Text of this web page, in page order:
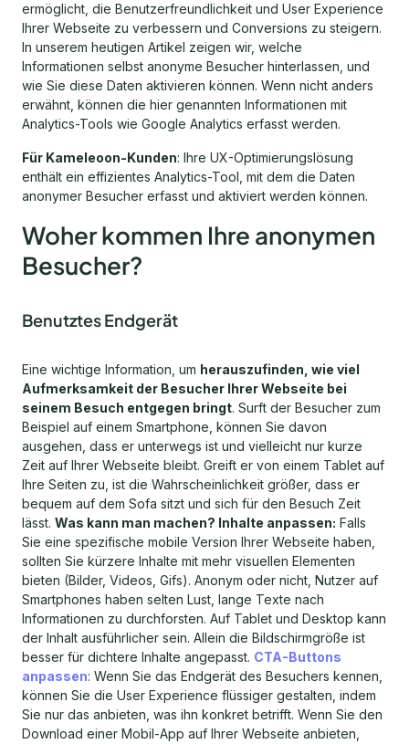
ermöglicht, die Benutzerfreundlichkeit und User Experience
Ihrer Webseite zu verbessern und Conversions zu steigern.
In unserem heutigen Artikel zeigen wir, welche
Informationen selbst anonyme Besucher hinterlassen, und
wie Sie diese Daten aktivieren können. Wenn nicht anders
erwähnt, können die hier genannten Informationen mit
Analytics-Tools wie Google Analytics erfasst werden.
Für Kameleoon-Kunden: Ihre UX-Optimierungslösung
enthält ein effizientes Analytics-Tool, mit dem die Daten
anonymer Besucher erfasst und aktiviert werden können.
Woher kommen Ihre anonymen
Besucher?
Benutztes Endgerät
Eine wichtige Information, um herauszufinden, wie viel
Aufmerksamkeit der Besucher Ihrer Webseite bei
seinem Besuch entgegen bringt. Surft der Besucher zum
Beispiel auf einem Smartphone, können Sie davon
ausgehen, dass er unterwegs ist und vielleicht nur kurze
Zeit auf Ihrer Webseite bleibt. Greift er von einem Tablet auf
Ihre Seiten zu, ist die Wahrscheinlichkeit größer, dass er
bequem auf dem Sofa sitzt und sich für den Besuch Zeit
lässt. Was kann man machen? Inhalte anpassen: Falls
Sie eine spezifische mobile Version Ihrer Webseite haben,
sollten Sie kürzere Inhalte mit mehr visuellen Elementen
bieten (Bilder, Videos, Gifs). Anonym oder nicht, Nutzer auf
Smartphones haben selten Lust, lange Texte nach
Informationen zu durchforsten. Auf Tablet und Desktop kann
der Inhalt ausführlicher sein. Allein die Bildschirmgröße ist
besser für dichtere Inhalte angepasst. CTA-Buttons
anpassen: Wenn Sie das Endgerät des Besuchers kennen,
können Sie die User Experience flüssiger gestalten, indem
Sie nur das anbieten, was ihn konkret betrifft. Wenn Sie den
Download einer Mobil-App auf Ihrer Webseite anbieten,